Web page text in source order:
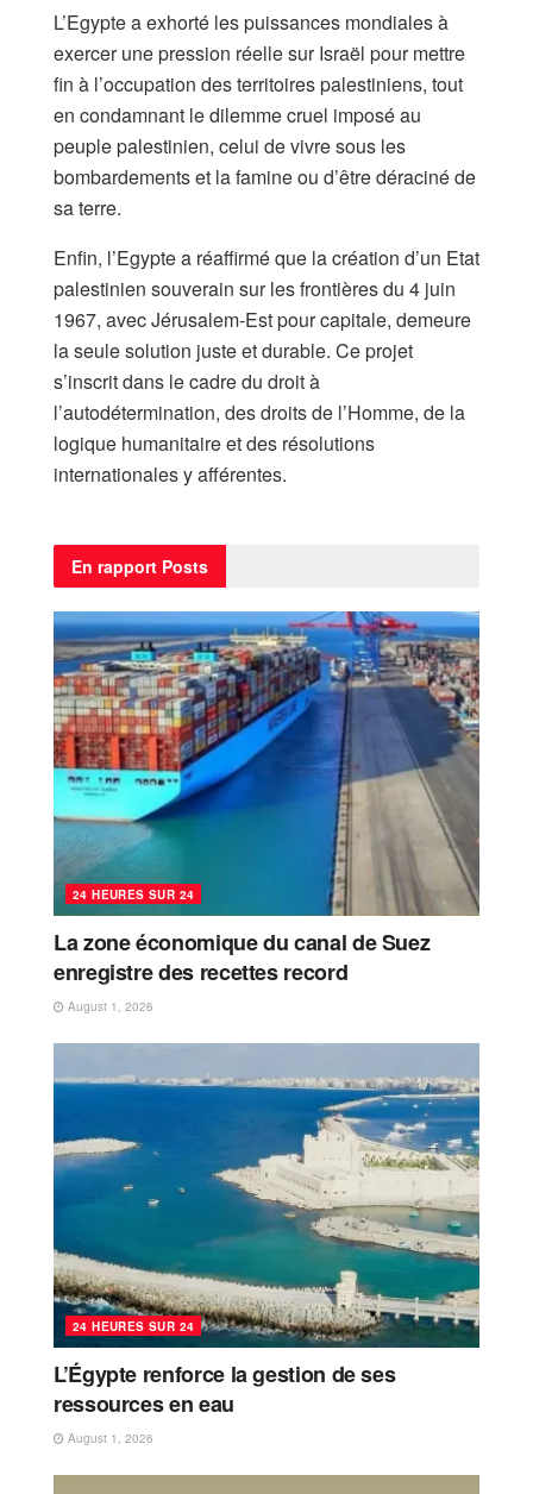
L’Egypte a exhorté les puissances mondiales à
exercer une pression réelle sur Israël pour mettre
fin à l’occupation des territoires palestiniens, tout
en condamnant le dilemme cruel imposé au
peuple palestinien, celui de vivre sous les
bombardements et la famine ou d’être déraciné de
sa terre.
Enfin, l’Egypte a réaffirmé que la création d’un Etat
palestinien souverain sur les frontières du 4 juin
1967, avec Jérusalem-Est pour capitale, demeure
la seule solution juste et durable. Ce projet
s’inscrit dans le cadre du droit à
l’autodétermination, des droits de l’Homme, de la
logique humanitaire et des résolutions
internationales y afférentes.
En rapport Posts
24 HEURES SUR 24
La zone économique du canal de Suez
enregistre des recettes record
August 1, 2026
24 HEURES SUR 24
L’Égypte renforce la gestion de ses
ressources en eau
August 1, 2026